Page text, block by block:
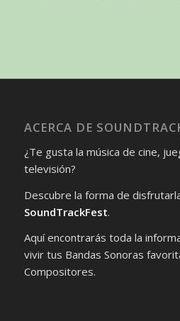
ACERCA DE
¿Te gusta la música de cine,
televisión?
Descubre la forma de
SoundTrackFest.
Aquí encontrarás toda la
vivir tus Bandas Sonoras
Compositores.